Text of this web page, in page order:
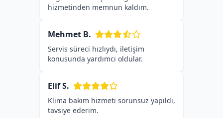
hizmetinden memnun kaldım.
Mehmet B.
Servis süreci hızlıydı, iletişim
konusunda yardımcı oldular.
Elif S.
Klima bakım hizmeti sorunsuz yapıldı,
tavsiye ederim.